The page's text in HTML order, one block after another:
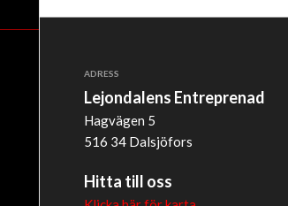
ADRESS
Lejondalens Entreprenad
Hagvägen 5
516 34 Dalsjöfors
Hitta till oss